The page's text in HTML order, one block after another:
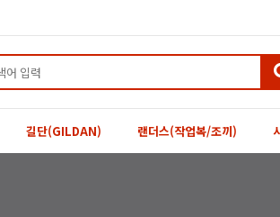
길단(GILDAN) 랜더스(작업복/조끼)